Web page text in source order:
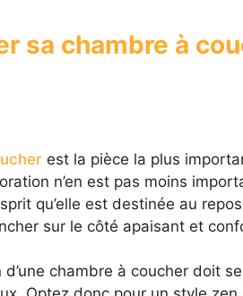
sa chambre à
est la pièce la plus
n’en est pas moins
qu’elle est destinée au
sur le côté apaisant et
chambre à coucher doit